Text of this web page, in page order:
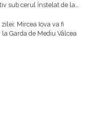
sub cerul înstelat de la
Mircea Iova va fi
Garda de Mediu Vâlcea